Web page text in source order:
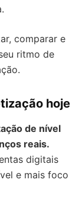
comparar e
ritmo de
hoje
de nível
reais.
digitais
e mais foco